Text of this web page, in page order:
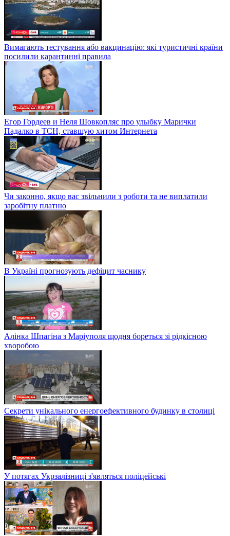
Вимагають тестування або вакцинацію: які туристичні країни
посилили карантинні правила
Егор Гордеев и Неля Шовкопляс про улыбку Марички
Падалко в ТСН, ставшую хитом Интернета
Чи законно, якщо вас звільнили з роботи та не виплатили
заробітну платню
В Україні прогнозують дефіцит часнику
Алінка Шпагіна з Маріуполя щодня бореться зі рідкісною
хворобою
Секрети унікального енергоефективного будинку в столиці
У потягах Укрзалізниці з'являться поліцейські